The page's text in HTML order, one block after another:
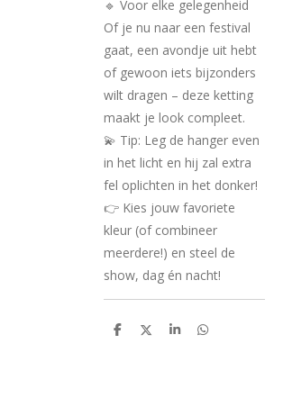
🔹 Voor elke gelegenheid
Of je nu naar een festival
gaat, een avondje uit hebt
of gewoon iets bijzonders
wilt dragen – deze ketting
maakt je look compleet.
💫 Tip: Leg de hanger even
in het licht en hij zal extra
fel oplichten in het donker!
👉 Kies jouw favoriete
kleur (of combineer
meerdere!) en steel de
show, dag én nacht!
D
D
S
D